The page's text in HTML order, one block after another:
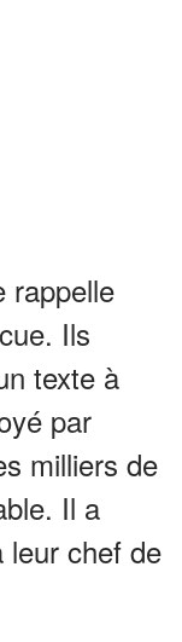
rappelle
Ils
texte à
par
milliers de
Il a
leur chef de